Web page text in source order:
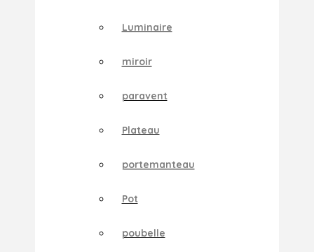
Luminaire
miroir
paravent
Plateau
portemanteau
Pot
poubelle